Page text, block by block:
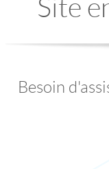
Site
Besoin